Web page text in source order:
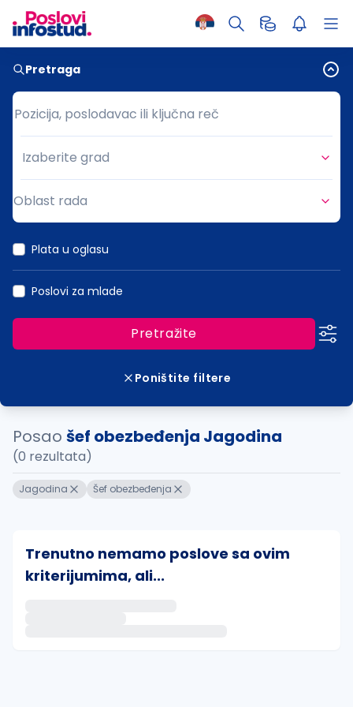
Pretraga
Pozicija, poslodavac ili ključna reč
Pozicija, poslodavac ili ključna reč
Grad
Izaberite grad
Oblast rada
Plata u oglasu
Poslovi za mlade
Pretražite
Poništite filtere
Posao šef obezbeđenja Jagodina
(0 rezultata)
Jagodina Šef obezbeđenja
Trenutno nemamo poslove sa ovim
kriterijumima, ali...